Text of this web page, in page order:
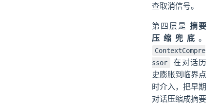
查取消信号。
第四层是摘要
压缩兜底 。
ContextCompre
ssor
在对话历
史膨胀到临界点
时介入，把早期
对话压缩成摘要